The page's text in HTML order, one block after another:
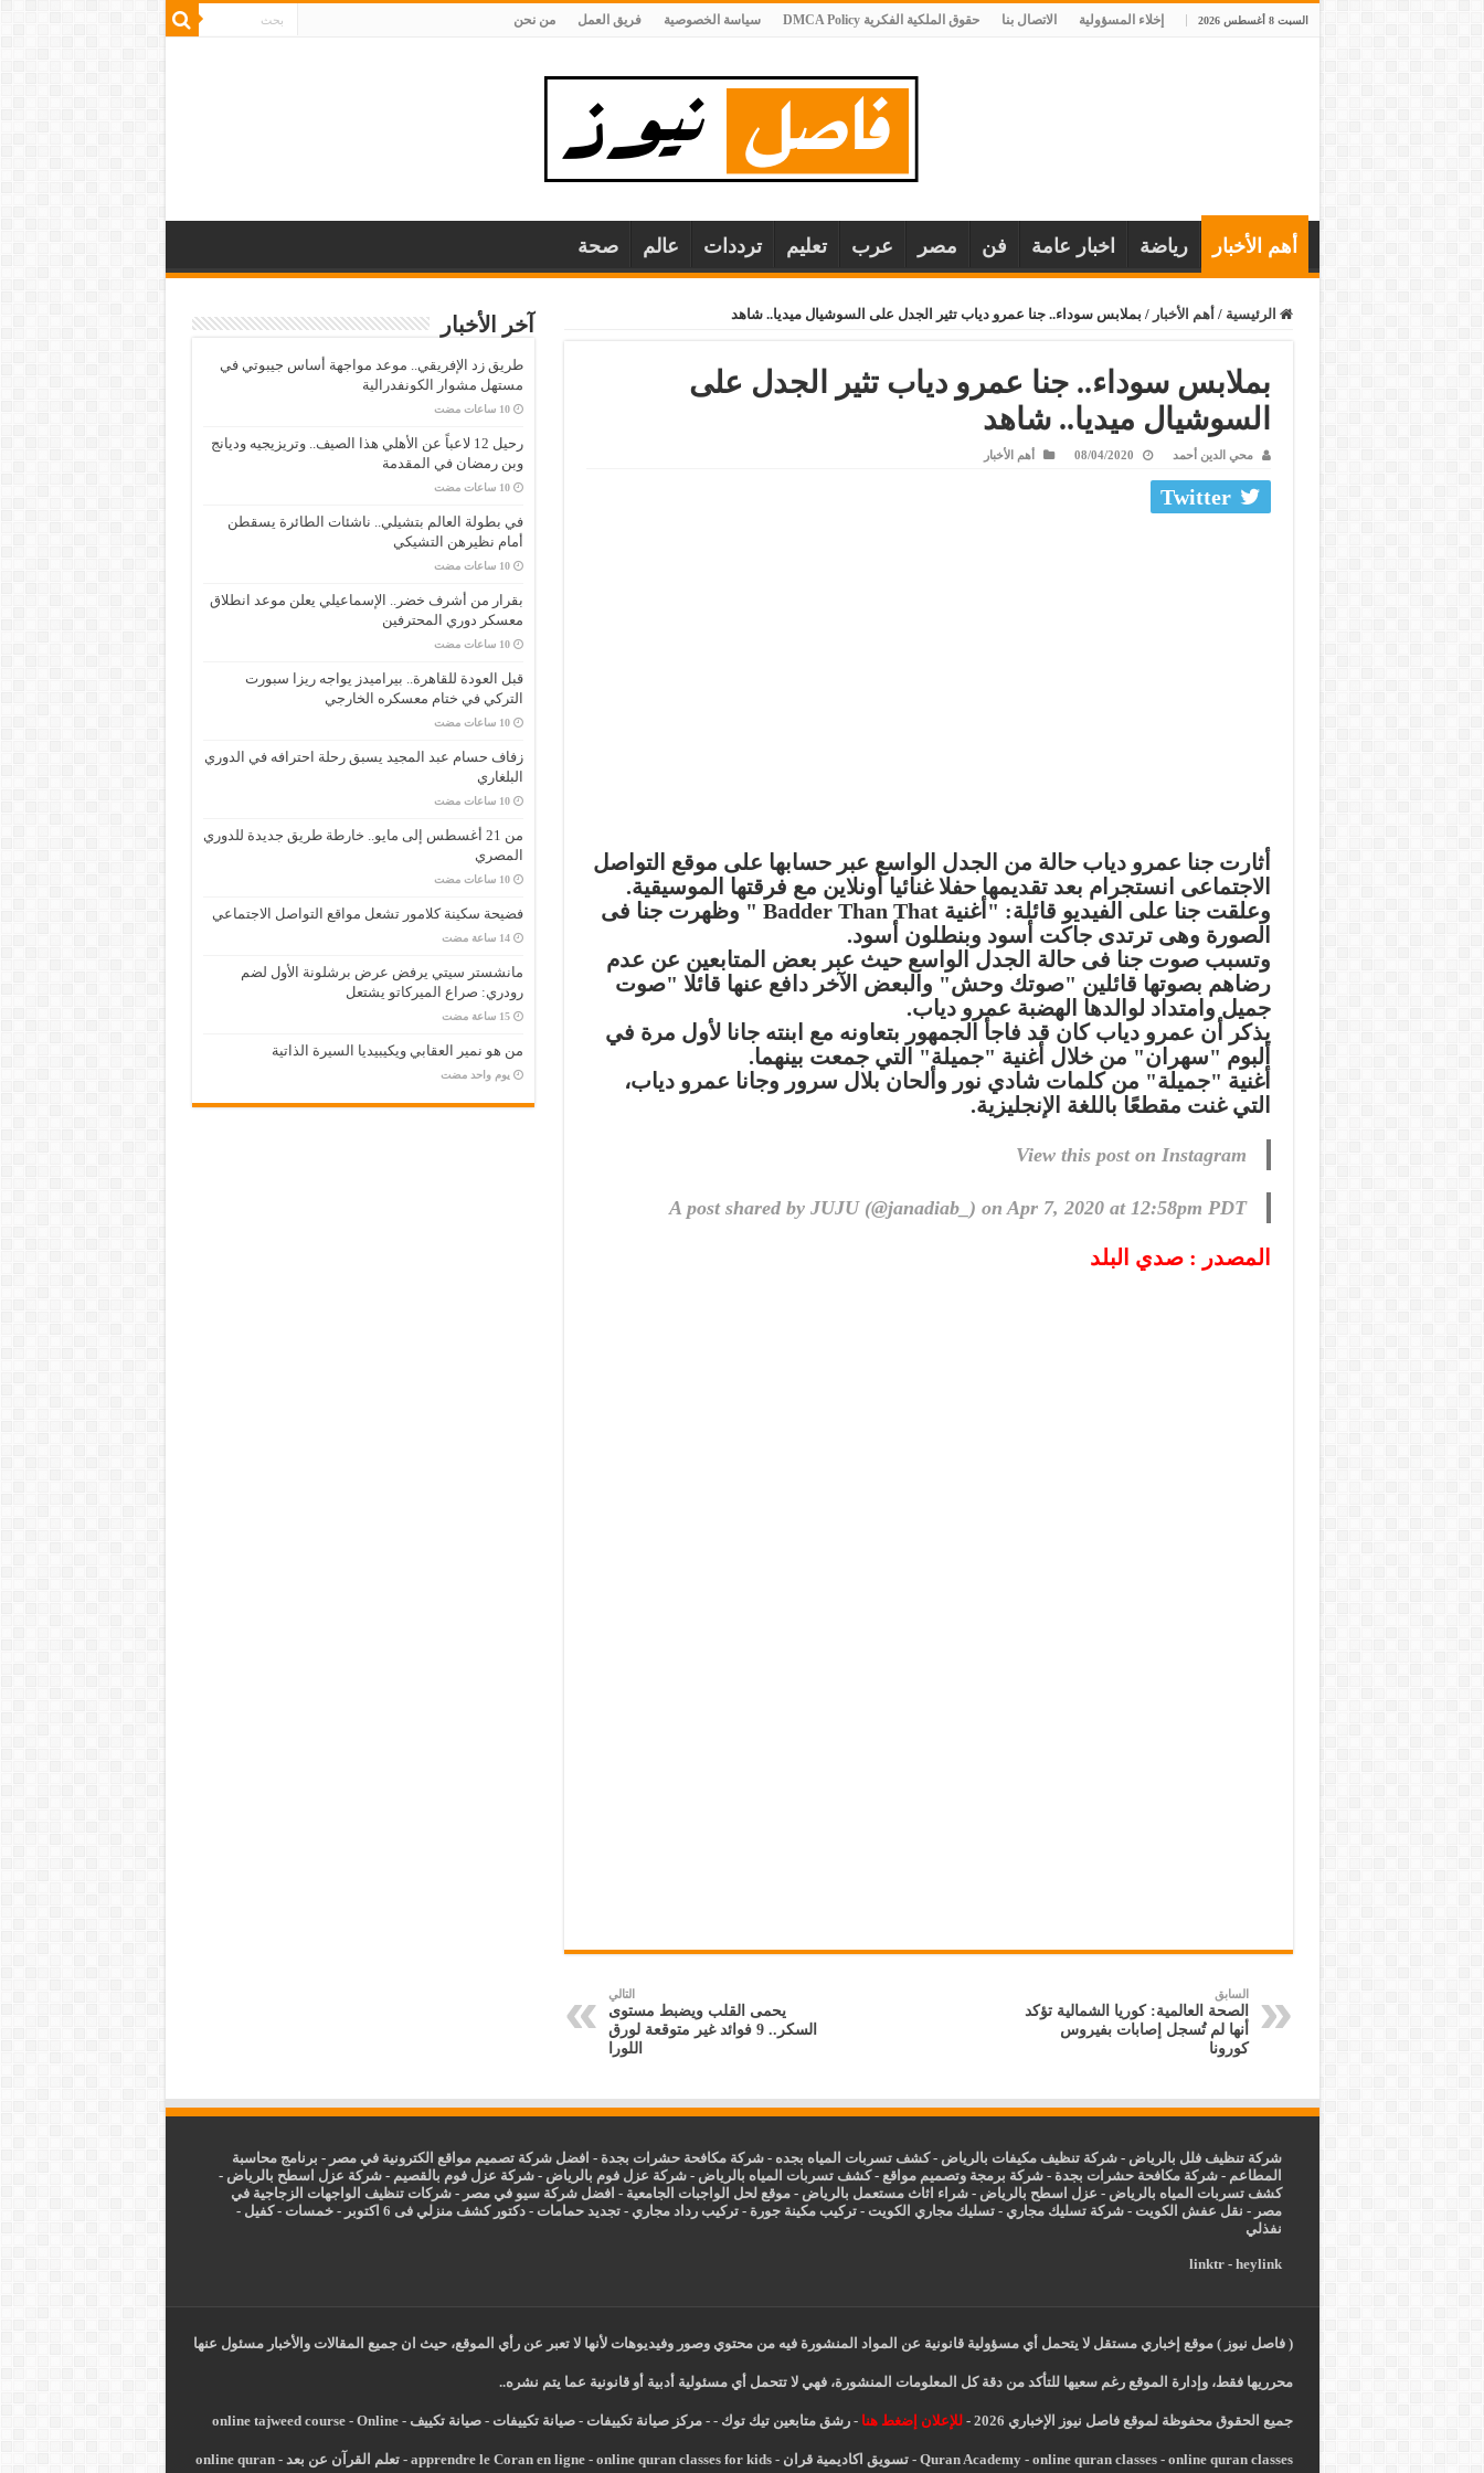
السبت 8 أغسطس 2026 إخلاء المسؤولية الاتصال بنا حقوق الملكية الفكرية DMCA Policy سياسة الخصوصية فريق العمل من نحن
أهم الأخبار رياضة اخبار عامة فن مصر عرب تعليم ترددات عالم صحة
الرئيسية / أهم الأخبار / بملابس سوداء.. جنا عمرو دياب تثير الجدل على السوشيال ميديا.. شاهد
بملابس سوداء.. جنا عمرو دياب تثير الجدل على
السوشيال ميديا.. شاهد
محي الدين أحمد 08/04/2020 أهم الأخبار
Twitter
أثارت جنا عمرو دياب حالة من الجدل الواسع عبر حسابها على موقع التواصل
الاجتماعى انستجرام بعد تقديمها حفلا غنائيا أونلاين مع فرقتها الموسيقية.
وعلقت جنا على الفيديو قائلة: "أغنية Badder Than That " وظهرت جنا فى
الصورة وهى ترتدى جاكت أسود وبنطلون أسود.
وتسبب صوت جنا فى حالة الجدل الواسع حيث عبر بعض المتابعين عن عدم
رضاهم بصوتها قائلين "صوتك وحش" والبعض الآخر دافع عنها قائلا "صوت
جميل وامتداد لوالدها الهضبة عمرو دياب.
يذكر أن عمرو دياب كان قد فاجأ الجمهور بتعاونه مع ابنته جانا لأول مرة في
ألبوم "سهران" من خلال أغنية "جميلة" التي ‏جمعت بينهما.‏
أغنية "جميلة" من كلمات شادي نور وألحان بلال سرور وجانا عمرو دياب،
التي غنت مقطعًا باللغة الإنجليزية. ‏
View this post on Instagram
A post shared by JUJU (@janadiab_) onApr 7, 2020 at 12:58pm PDT
المصدر : صدي البلد
السابق
الصحة العالمية: كوريا الشمالية تؤكد
أنها لم تُسجل إصابات بفيروس
كورونا
التالي
يحمى القلب ويضبط مستوى
السكر.. 9 فوائد غير متوقعة لورق
اللورا
آخر الأخبار
طريق زد الإفريقي.. موعد مواجهة أساس جيبوتي في
مستهل مشوار الكونفدرالية
‏10 ساعات مضت
رحيل 12 لاعباً عن الأهلي هذا الصيف.. وتريزيجيه وديانج
وبن رمضان في المقدمة
‏10 ساعات مضت
في بطولة العالم بتشيلي.. ناشئات الطائرة يسقطن
أمام نظيرهن التشيكي
‏10 ساعات مضت
بقرار من أشرف خضر.. الإسماعيلي يعلن موعد انطلاق
معسكر دوري المحترفين
‏10 ساعات مضت
قبل العودة للقاهرة.. بيراميدز يواجه ريزا سبورت
التركي في ختام معسكره الخارجي
‏10 ساعات مضت
زفاف حسام عبد المجيد يسبق رحلة احترافه في الدوري
البلغاري
‏10 ساعات مضت
من 21 أغسطس إلى مايو.. خارطة طريق جديدة للدوري
المصري
‏10 ساعات مضت
فضيحة سكينة كلامور تشعل مواقع التواصل الاجتماعي
‏14 ساعة مضت
مانشستر سيتي يرفض عرض برشلونة الأول لضم
رودري: صراع الميركاتو يشتعل
‏15 ساعة مضت
من هو نمير العقابي ويكيبيديا السيرة الذاتية
‏يوم واحد مضت
شركة تنظيف فلل بالرياض -شركة تنظيف مكيفات بالرياض -كشف تسربات المياه بجده -شركة مكافحة حشرات بجدة - افضل شركة تصميم مواقع الكترونية في مصر - برنامج محاسبة
المطاعم -شركة مكافحة حشرات بجدة -شركة برمجة وتصميم مواقع -كشف تسربات المياه بالرياض -شركة عزل فوم بالرياض -شركة عزل فوم بالقصيم -شركة عزل اسطح بالرياض -
كشف تسربات المياه بالرياض - عزل اسطح بالرياض -شراء اثاث مستعمل بالرياض - موقع لحل الواجبات الجامعية - افضل شركة سيو في مصر -شركات تنظيف الواجهات الزجاجية في
مصر - نقل عفش الكويت -شركة تسليك مجاري -تسليك مجاري الكويت -تركيب مكينة جورة -تركيب رداد مجاري -تجديد حمامات -دكتور كشف منزلي فى 6 اكتوبر -خمسات -كفيل -
نفذلي
linktr- heylink
( فاصل نيوز ) موقع إخباري مستقل لا يتحمل أي مسؤولية قانونية عن المواد المنشورة فيه من محتوي وصور وفيديوهات لأنها لا تعبر عن رأي الموقع، حيث ان جميع المقالات والأخبار مسئول عنها
محرريها فقط، وإدارة الموقع رغم سعيها للتأكد من دقة كل المعلومات المنشورة، فهي لا تتحمل أي مسئولية أدبية أو قانونية عما يتم نشره..
جميع الحقوق محفوظة لموقع فاصل نيوز الإخباري 2026 - للإعلان إضغط هنا -رشق متابعين تيك توك -
-مركز صيانة تكييفات -صيانة تكييفات -صيانة تكييف -
online tajweed course- Online
Quran Academy- online quran classes- online quran classes
-تسويق اكاديمية قران -
apprendre le Coran en ligne- online quran classes for kids
-تعلم القرآن عن بعد -
online quran